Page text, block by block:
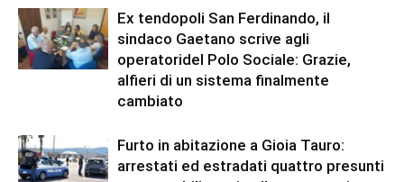
Ex tendopoli San Ferdinando, il
sindaco Gaetano scrive agli
operatoridel Polo Sociale: Grazie,
alfieri di un sistema finalmente
cambiato
Furto in abitazione a Gioia Tauro:
arrestati ed estradati quattro presunti